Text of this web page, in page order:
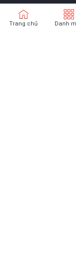
* Giấy chứng nhận
20 tháng 09 năm
Trang chủ Danh